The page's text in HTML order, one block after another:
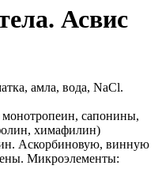
Асвис
амла, вода, NaCl.
сапонины,
химафилин)
Аскорбиновую, винную
Микроэлементы: